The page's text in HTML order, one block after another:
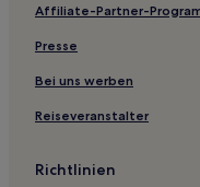
Affiliate-Partner-
Presse
Bei uns werben
Reiseveranstalter
Richtlinien